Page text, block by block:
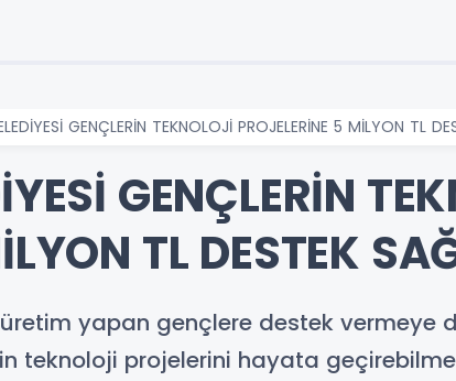
GENÇLERİN TEKNOLOJİ PROJELERİNE 5 MİLYON TL
GENÇLERİN
TL DESTEK
yapan gençlere destek vermeye
teknoloji projelerini hayata